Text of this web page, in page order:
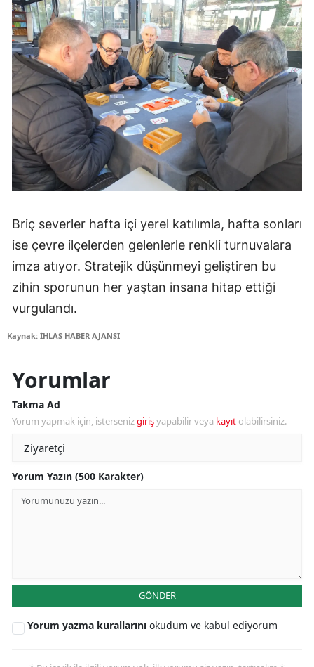
Briç severler hafta içi yerel katılımla, hafta sonları
ise çevre ilçelerden gelenlerle renkli turnuvalara
imza atıyor. Stratejik düşünmeyi geliştiren bu
zihin sporunun her yaştan insana hitap ettiği
vurgulandı.
Kaynak: İHLAS HABER AJANSI
Yorumlar
Takma Ad
Yorum yapmak için, istersenizgirişyapabilir veya kayıt olabilirsiniz.
Yorum Yazın (500 Karakter)
GÖNDER
Yorum yazma kurallarını okudum ve kabul ediyorum